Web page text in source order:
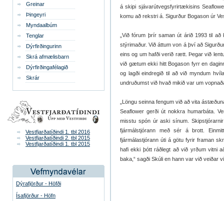
Greinar
Þingeyri
Myndaalbúm
Tenglar
Dýrfirðingurinn
Skrá afmælisbarn
Dýrfirðingafélagið
Skrár
Vestfjarðatíðindi 1. tbl 2016
Vestfjarðatíðindi 2. tbl 2015
Vestfjarðatíðindi 1. tbl 2015
Dýrafjörður - Höfði
Ísafjörður - Höfn
á skipi sjávarútvegsfyrirtækisins
komu að rekstri á. Sigurður Bogason úr
„Við fórum þrír saman út árið 1993 til
stýrimaður. Við áttum von á því að
eins og um hafði verið rætt. Þegar við
við gætum ekki hitt Bogason fyrr en
og lagði eindregið til að við myndum
undruðumst við hvað mikið var um
„Löngu seinna fengum við að vita
Seaflower gerði út nokkra humarbáta.
misstu spón úr aski sínum.
fjármálstjórann með sér á brott.
fjármálastjórann úti á götu fyrir framan
hafi ekki þótt ráðlegt að við yrðum vitni
baka,“ sagði Skúli en hann var við veiðar